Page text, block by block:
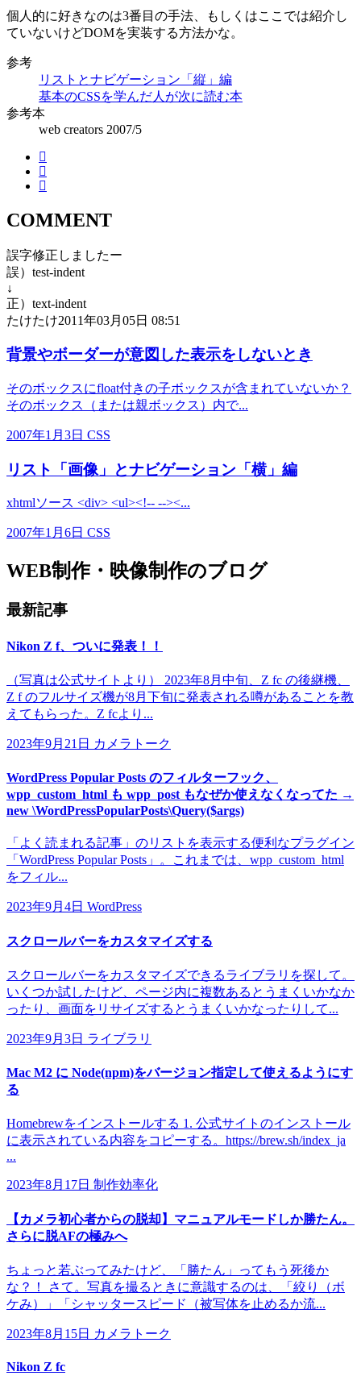
個人的に好きなのは3番目の手法、もしくはここでは紹介し
ていないけどDOMを実装する方法かな。
参考
リストとナビゲーション「縦」編
基本のCSSを学んだ人が次に読む本
参考本
web creators 2007/5
COMMENT
誤字修正しましたー
誤）test-indent
↓
正）text-indent
たけたけ2011年03月05日 08:51
背景やボーダーが意図した表示をしないとき
そのボックスにfloat付きの子ボックスが含まれていないか？
そのボックス（または親ボックス）内で...
2007年1月3日 CSS
リスト「画像」とナビゲーション「横」編
xhtmlソース <div> <ul><!-- --><...
2007年1月6日 CSS
WEB制作・映像制作のブログ
最新記事
Nikon Z f、ついに発表！！
（写真は公式サイトより） 2023年8月中旬、Z fc の後継機、
Z f のフルサイズ機が8月下旬に発表される噂があることを教
えてもらった。Z fcより...
2023年9月21日 カメラトーク
WordPress Popular Posts のフィルターフック、
wpp_custom_html も wpp_post もなぜか使えなくなってた →
new \WordPressPopularPosts\Query($args)
「よく読まれる記事」のリストを表示する便利なプラグイン
「WordPress Popular Posts」。これまでは、wpp_custom_html
をフィル...
2023年9月4日 WordPress
スクロールバーをカスタマイズする
スクロールバーをカスタマイズできるライブラリを探して。
いくつか試したけど、ページ内に複数あるとうまくいかなか
ったり、画面をリサイズするとうまくいかなったりして...
2023年9月3日 ライブラリ
Mac M2 に Node(npm)をバージョン指定して使えるようにす
る
Homebrewをインストールする 1. 公式サイトのインストール
に表示されている内容をコピーする。https://brew.sh/index_ja
...
2023年8月17日 制作効率化
【カメラ初心者からの脱却】マニュアルモードしか勝たん。
さらに脱AFの極みへ
ちょっと若ぶってみたけど、「勝たん」ってもう死後か
な？！ さて。写真を撮るときに意識するのは、「絞り（ボ
ケみ）」「シャッタースピード（被写体を止めるか流...
2023年8月15日 カメラトーク
Nikon Z fc